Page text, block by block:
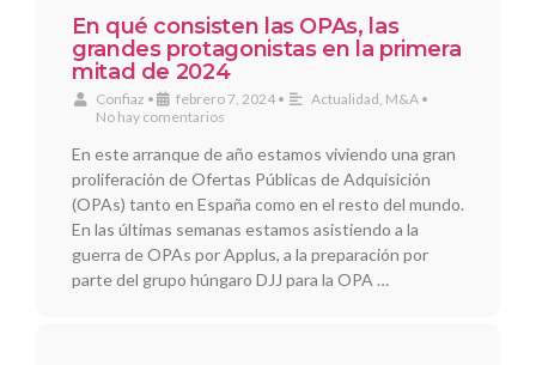
En qué consisten las OPAs, las
grandes protagonistas en la primera
mitad de 2024
Confiaz • febrero 7, 2024 • Actualidad, M&A •
No hay comentarios
En este arranque de año estamos viviendo una gran
proliferación de Ofertas Públicas de Adquisición
(OPAs) tanto en España como en el resto del mundo.
En las últimas semanas estamos asistiendo a la
guerra de OPAs por Applus, a la preparación por
parte del grupo húngaro DJJ para la OPA …